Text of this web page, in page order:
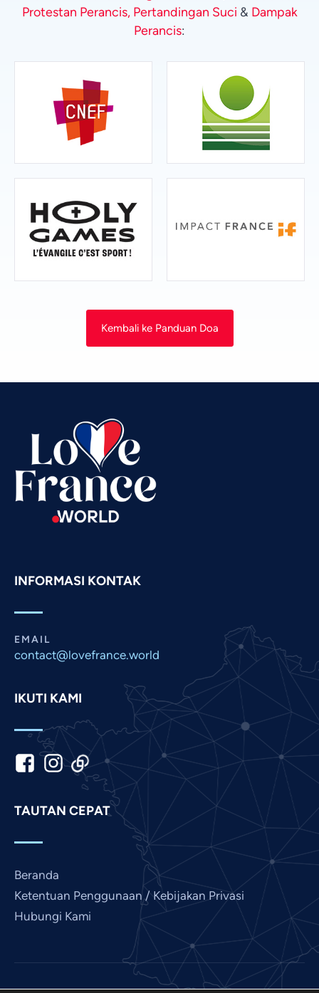
Protestan Perancis, Pertandingan Suci & Dampak
Perancis:
Kembali ke Panduan Doa
INFORMASI KONTAK
EMAIL
contact@lovefrance.world
IKUTI KAMI
TAUTAN CEPAT
Beranda
Ketentuan Penggunaan / Kebijakan Privasi
Hubungi Kami
Bengali
Finnish
French
German
Italian
Japanese
Khmer
Malay
Marathi
Nepali
Urdu
Vietnamese